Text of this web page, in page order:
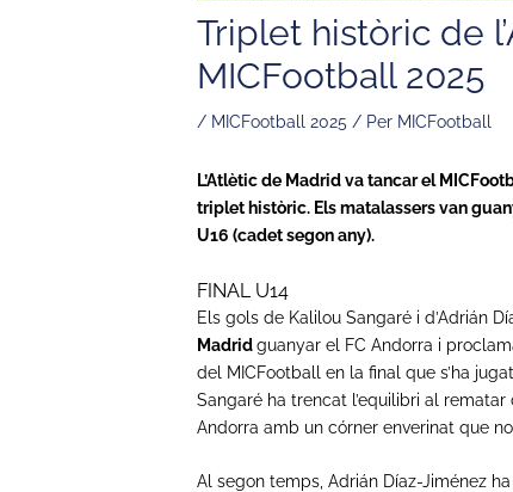
Triplet històric de
MICFootball 2025
/ MICFootball 2025 / Per MICFootball
L’Atlètic de Madrid va tancar el
triplet històric. Els matalassers van
U16 (cadet segon any).
FINAL U14
Els gols de Kalilou Sangaré i d’Adrián
Madridguanyar el FC Andorra i
del MICFootball en la final que s’ha
Sangaré ha trencat l’equilibri al
Andorra amb un córner enverinat que
Al segon temps, Adrián Díaz-Jiménez